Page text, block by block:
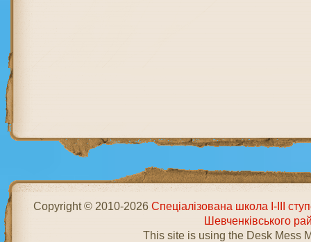
Copyright © 2010-2026Спеціалізована школа І-ІІІ
Шевченківського
This site is using the Desk Mess